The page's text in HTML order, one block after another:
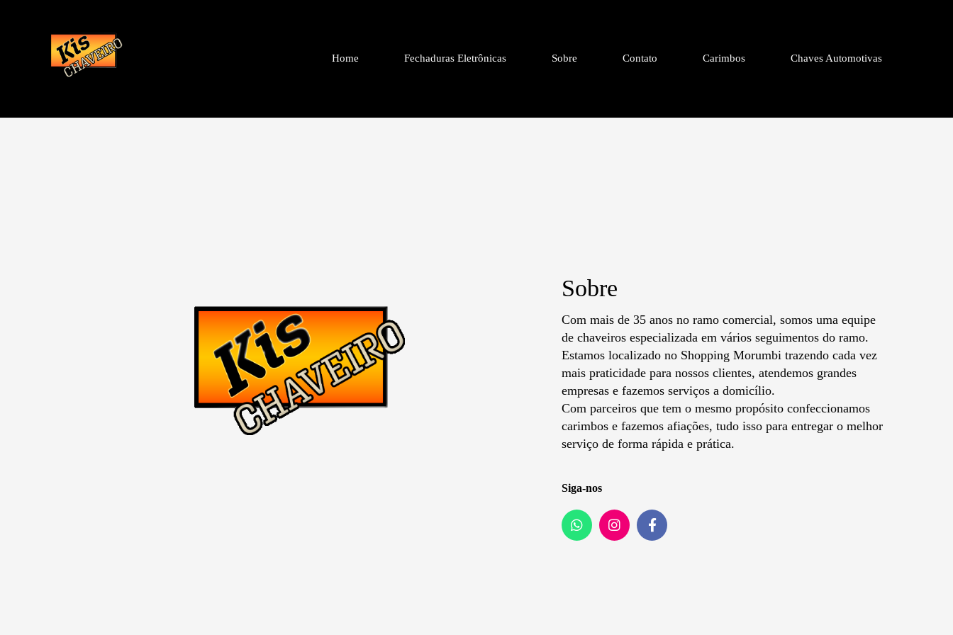
Home Fechaduras Eletrônicas Sobre Contato Carimbos Chaves Automotivas
Sobre
Com mais de 35 anos no ramo comercial, somos uma equipe
de chaveiros especializada em vários seguimentos do ramo.
Estamos localizado no Shopping Morumbi trazendo cada vez
mais praticidade para nossos clientes, atendemos grandes
empresas e fazemos serviços a domicílio.
Com parceiros que tem o mesmo propósito confeccionamos
carimbos e fazemos afiações, tudo isso para entregar o melhor
serviço de forma rápida e prática.
Siga-nos